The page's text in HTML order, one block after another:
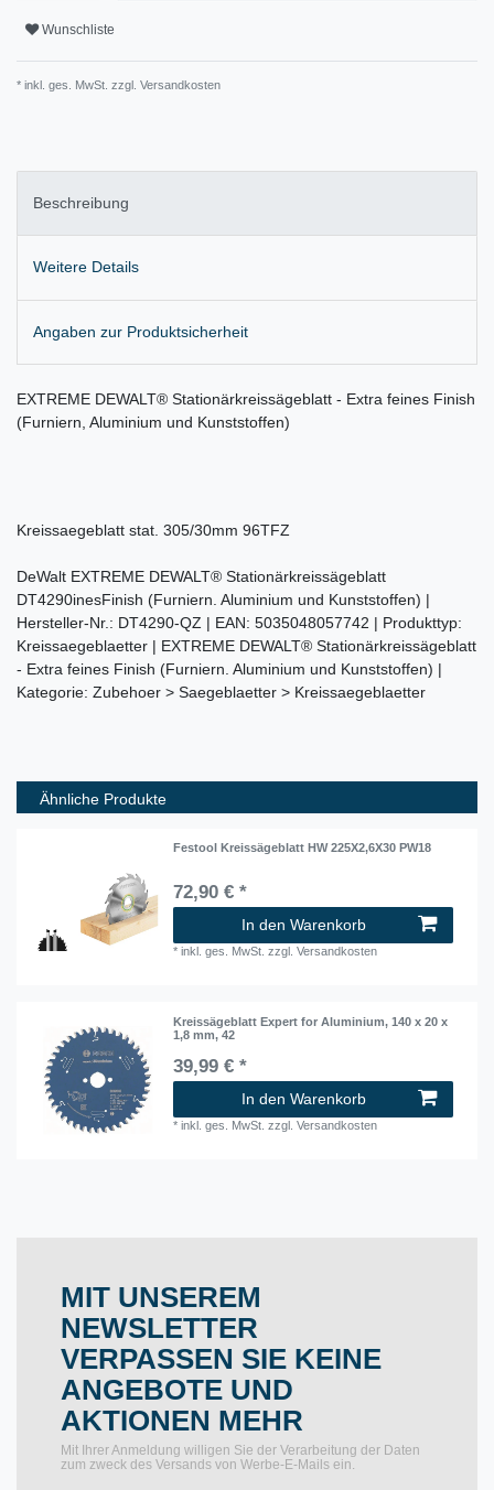
Wunschliste
* inkl. ges. MwSt. zzgl. Versandkosten
Beschreibung
Weitere Details
Angaben zur Produktsicherheit
EXTREME DEWALT® Stationärkreissägeblatt - Extra feines Finish
(Furniern, Aluminium und Kunststoffen)
Kreissaegeblatt stat. 305/30mm 96TFZ
DeWalt EXTREME DEWALT® Stationärkreissägeblatt
DT4290inesFinish (Furniern. Aluminium und Kunststoffen) |
Hersteller-Nr.: DT4290-QZ | EAN: 5035048057742 | Produkttyp:
Kreissaegeblaetter | EXTREME DEWALT® Stationärkreissägeblatt
- Extra feines Finish (Furniern. Aluminium und Kunststoffen) |
Kategorie: Zubehoer > Saegeblaetter > Kreissaegeblaetter
Ähnliche Produkte
Festool Kreissägeblatt HW 225X2,6X30 PW18
72,90 € *
In den Warenkorb
*inkl. ges. MwSt. zzgl.Versandkosten
Kreissägeblatt Expert for Aluminium, 140 x 20 x
1,8 mm, 42
39,99 € *
In den Warenkorb
*inkl. ges. MwSt. zzgl.Versandkosten
MIT UNSEREM
NEWSLETTER
VERPASSEN SIE KEINE
ANGEBOTE UND
AKTIONEN MEHR
Mit Ihrer Anmeldung willigen Sie der Verarbeitung der Daten
zum zweck des Versands von Werbe-E-Mails ein.